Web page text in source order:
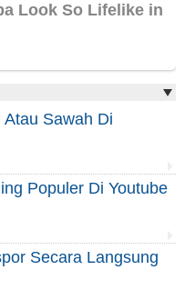
Atau Sawah Di
Populer Di Youtube
Secara Langsung